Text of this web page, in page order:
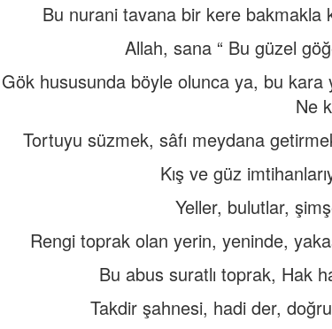
Bu nurani tavana bir kere bakmakla
Allah, sana “ Bu güzel
Gök hususunda böyle olunca ya, bu
Ne
Tortuyu süzmek, sâfı meydana
Kış ve güz
Yeller, bulutlar,
Rengi toprak olan yerin, yeninde,
Bu abus suratlı toprak, Hak
Takdir şahnesi, hadi der,